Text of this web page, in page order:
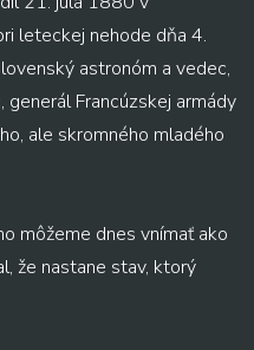
leteckej nehode dňa 4.
astronóm a vedec,
Francúzskej armády
ale skromného mladého
môžeme dnes vnímať ako
že nastane stav, ktorý